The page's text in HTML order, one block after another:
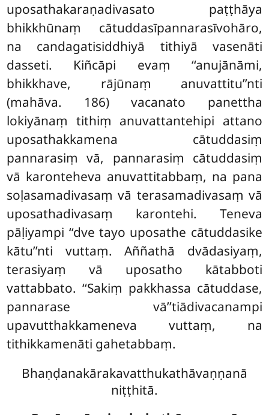
uposathakaraṇadivasato paṭṭhāya
bhikkhūnaṃ cātuddasīpannarasīvohāro,
na candagatisiddhiyā tithiyā vasenāti
dasseti. Kiñcāpi evaṃ ‘‘anujānāmi,
bhikkhave, rājūnaṃ anuvattitu’’nti
(mahāva. 186) vacanato panettha
lokiyānaṃ tithiṃ anuvattantehipi attano
uposathakkamena cātuddasiṃ
pannarasiṃ vā, pannarasiṃ cātuddasiṃ
vā karonteheva anuvattitabbaṃ, na pana
soḷasamadivasaṃ vā terasamadivasaṃ vā
uposathadivasaṃ karontehi. Teneva
pāḷiyampi ‘‘dve tayo uposathe cātuddasike
kātu’’nti vuttaṃ. Aññathā dvādasiyaṃ,
terasiyaṃ vā uposatho kātabboti
vattabbato. ‘‘Sakiṃ pakkhassa cātuddase,
pannarase vā’’tiādivacanampi
upavutthakkameneva vuttaṃ, na
tithikkamenāti gahetabbaṃ.
Bhaṇḍanakārakavatthukathāvaṇṇanā
niṭṭhitā.